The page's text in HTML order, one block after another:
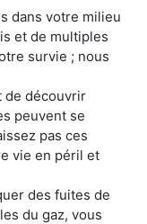
dans votre milieu
et de multiples
survie ; nous
de découvrir
peuvent se
pas ces
vie en péril et
des fuites de
du gaz, vous